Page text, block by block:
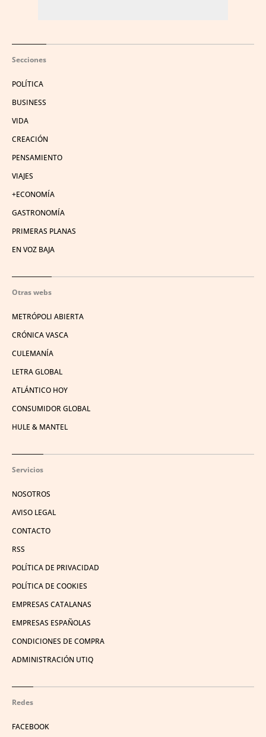
Secciones
POLÍTICA
BUSINESS
VIDA
CREACIÓN
PENSAMIENTO
VIAJES
+ECONOMÍA
GASTRONOMÍA
PRIMERAS PLANAS
EN VOZ BAJA
Otras webs
METRÓPOLI ABIERTA
CRÓNICA VASCA
CULEMANÍA
LETRA GLOBAL
ATLÁNTICO HOY
CONSUMIDOR GLOBAL
HULE & MANTEL
Servicios
NOSOTROS
AVISO LEGAL
CONTACTO
RSS
POLÍTICA DE PRIVACIDAD
POLÍTICA DE COOKIES
EMPRESAS CATALANAS
EMPRESAS ESPAÑOLAS
CONDICIONES DE COMPRA
ADMINISTRACIÓN UTIQ
Redes
FACEBOOK